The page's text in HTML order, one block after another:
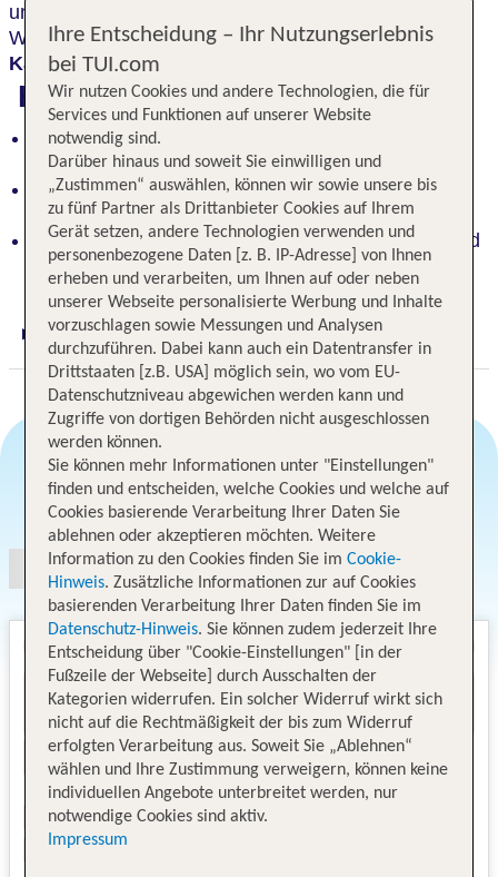
und eine
Wellnessbereich bietet dieRuhe-Alm mit
Kaminfeuerund Wasserbetten Entspannung pur.
Highlights
Hervorragender Service und ausgezeichnete
Küche in familiärem Wohlfühlhotel
Entspannung pur in der Ruhe-Alm mit Kaminfeuer
und Wasserbetten
Faszinierender Ausblick über den Weissensee und
auf die Berge
Digitaler und telefonischer 24/7 TUI Service
Angebotsauswahl
Ihre Entscheidung – Ihr Nutzungserlebnis
bei TUI.com
Wir nutzen Cookies und andere Technologien, die für
Services und Funktionen auf unserer Website
notwendig sind.
Darüber hinaus und soweit Sie einwilligen und
„Zustimmen“ auswählen, können wir sowie unsere bis
zu fünf Partner als Drittanbieter Cookies auf Ihrem
Gerät setzen, andere Technologien verwenden und
personenbezogene Daten [z. B. IP-Adresse] von Ihnen
erheben und verarbeiten, um Ihnen auf oder neben
unserer Webseite personalisierte Werbung und Inhalte
vorzuschlagen sowie Messungen und Analysen
durchzuführen. Dabei kann auch ein Datentransfer in
Drittstaaten [z.B. USA] möglich sein, wo vom EU-
Datenschutzniveau abgewichen werden kann und
Zugriffe von dortigen Behörden nicht ausgeschlossen
werden können.
Sie können mehr Informationen unter "Einstellungen"
finden und entscheiden, welche Cookies und welche auf
Cookies basierende Verarbeitung Ihrer Daten Sie
ablehnen oder akzeptieren möchten. Weitere
Information zu den Cookies finden Sie im Cookie-
Hinweis. Zusätzliche Informationen zur auf Cookies
basierenden Verarbeitung Ihrer Daten finden Sie im
Datenschutz-Hinweis. Sie können zudem jederzeit Ihre
Entscheidung über "Cookie-Einstellungen" [in der
Fußzeile der Webseite] durch Ausschalten der
Kategorien widerrufen. Ein solcher Widerruf wirkt sich
nicht auf die Rechtmäßigkeit der bis zum Widerruf
erfolgten Verarbeitung aus. Soweit Sie „Ablehnen“
wählen und Ihre Zustimmung verweigern, können keine
individuellen Angebote unterbreitet werden, nur
notwendige Cookies sind aktiv.
Impressum